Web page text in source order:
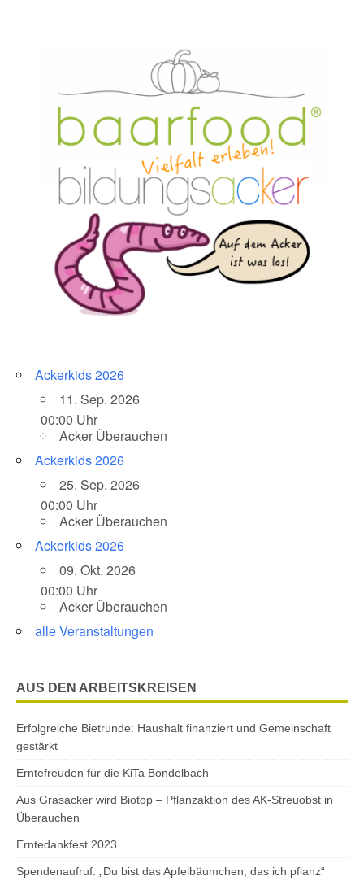
Ackerkids 2026
11. Sep. 2026
00:00 Uhr
Acker Überauchen
Ackerkids 2026
25. Sep. 2026
00:00 Uhr
Acker Überauchen
Ackerkids 2026
09. Okt. 2026
00:00 Uhr
Acker Überauchen
alle Veranstaltungen
AUS DEN ARBEITSKREISEN
Erfolgreiche Bietrunde: Haushalt finanziert und Gemeinschaft
gestärkt
Erntefreuden für die KiTa Bondelbach
Aus Grasacker wird Biotop – Pflanzaktion des AK-Streuobst in
Überauchen
Erntedankfest 2023
Spendenaufruf: „Du bist das Apfelbäumchen, das ich pflanz“